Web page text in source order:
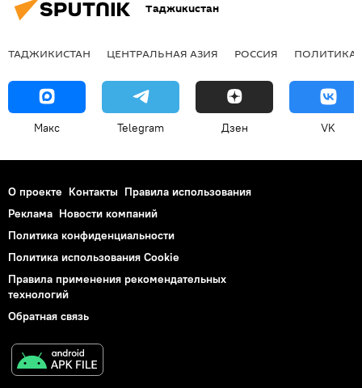
Таджикистан
ТАДЖИКИСТАН ЦЕНТРАЛЬНАЯ АЗИЯ РОССИЯ ПОЛИТИКА
Макс Telegram Дзен VK
О проекте Контакты Правила использования
Реклама Новости компаний
Политика конфиденциальности
Политика использования Cookie
Правила применения рекомендательных
технологий
Обратная связь